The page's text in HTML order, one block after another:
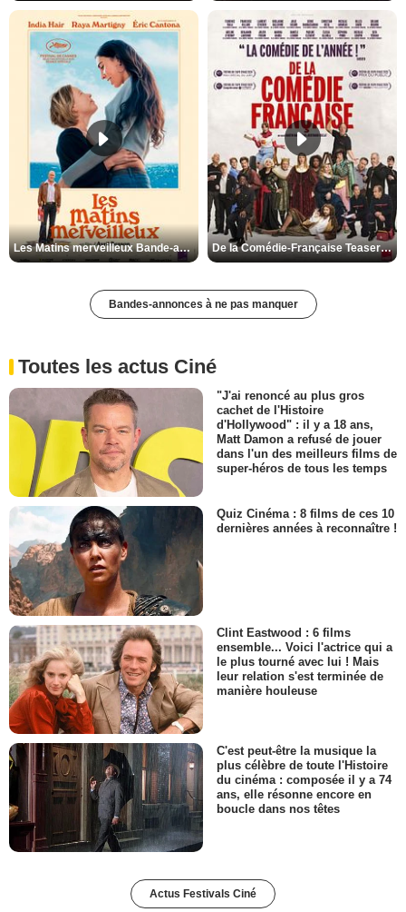
Les Matins merveilleux Bande-annonce VF De la Comédie-Française Teaser VF
Bandes-annonces à ne pas manquer
Toutes les actus Ciné
"J'ai renoncé au plus gros
cachet de l'Histoire
d'Hollywood" : il y a 18 ans,
Matt Damon a refusé de jouer
dans l'un des meilleurs films de
super-héros de tous les temps
Quiz Cinéma : 8 films de ces 10
dernières années à reconnaître !
Clint Eastwood : 6 films
ensemble... Voici l'actrice qui a
le plus tourné avec lui ! Mais
leur relation s'est terminée de
manière houleuse
C'est peut-être la musique la
plus célèbre de toute l'Histoire
du cinéma : composée il y a 74
ans, elle résonne encore en
boucle dans nos têtes
Actus Festivals Ciné